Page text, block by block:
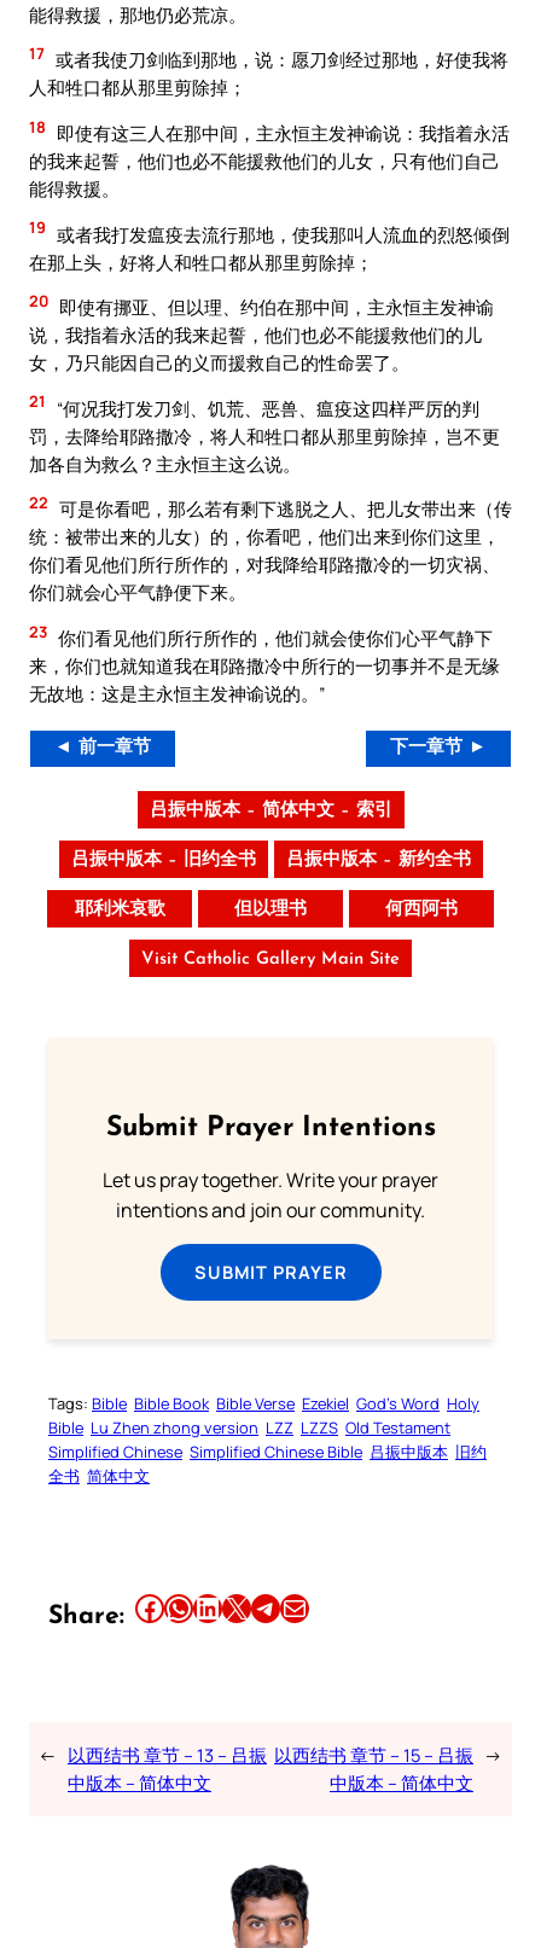
能得救援，那地仍必荒凉。
17 或者我使刀剑临到那地，说：愿刀剑经过那地，好使我将
人和牲口都从那里剪除掉；
18
即使有这三人在那中间，主永恒主发神谕说：我指着永活
的我来起誓，他们也必不能援救他们的儿女，只有他们自己
能得救援。
19 或者我打发瘟疫去流行那地，使我那叫人流血的烈怒倾倒
在那上头，好将人和牲口都从那里剪除掉；
20 即使有挪亚、但以理、约伯在那中间，主永恒主发神谕
说，我指着永活的我来起誓，他们也必不能援救他们的儿
女，乃只能因自己的义而援救自己的性命罢了。
21
“何况我打发刀剑、饥荒、恶兽、瘟疫这四样严厉的判
罚，去降给耶路撒冷，将人和牲口都从那里剪除掉，岂不更
加各自为救么？主永恒主这么说。
22 可是你看吧，那么若有剩下逃脱之人、把儿女带出来（传
统：被带出来的儿女）的，你看吧，他们出来到你们这里，
你们看见他们所行所作的，对我降给耶路撒冷的一切灾祸、
你们就会心平气静便下来。
23 你们看见他们所行所作的，他们就会使你们心平气静下
来，你们也就知道我在耶路撒冷中所行的一切事并不是无缘
无故地：这是主永恒主发神谕说的。”
◄ 前一章节 下一章节 ►
吕振中版本 – 简体中文 – 索引
吕振中版本 – 旧约全书 吕振中版本 – 新约全书
耶利米哀歌 但以理书 何西阿书
Visit Catholic Gallery Main Site
Submit Prayer Intentions
Let us pray together. Write your prayer
intentions and join our community.
SUBMIT PRAYER
Tags: Bible Bible Book Bible Verse Ezekiel God’s Word Holy
Bible Lu Zhen zhong version LZZ LZZS Old Testament
Simplified Chinese Simplified Chinese Bible 吕振中版本 旧约
全书 简体中文
Share: Share this article on Facebook Share this article on WhatsApp Share this article on LinkedIn Share this article on X Share this article on TelegramEmail this Article
← 以西结书 章节 – 13 – 吕振
中版本 – 简体中文
以西结书 章节 – 15 – 吕振
中版本 – 简体中文
→